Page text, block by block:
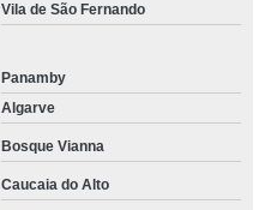
Vila de São Fernando
Panamby
Algarve
Bosque Vianna
Caucaia do Alto